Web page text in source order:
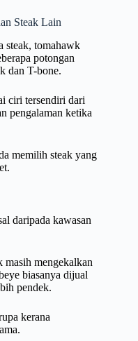
Steak Lain
steak, tomahawk
potongan
dan T-bone.
ciri tersendiri dari
pengalaman ketika
memilih steak yang
daripada kawasan
masih mengekalkan
biasanya dijual
pendek.
kerana